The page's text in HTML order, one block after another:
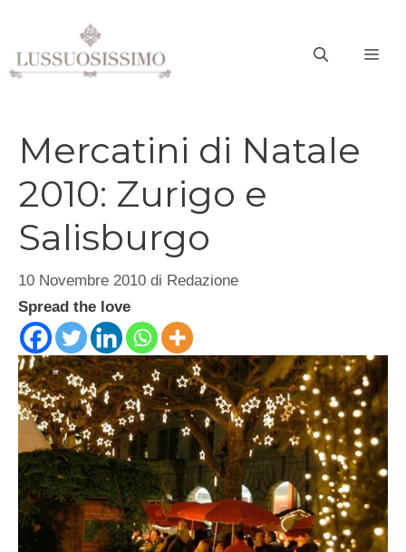
contenuto
Mercatini di Natale
2010: Zurigo e
Salisburgo
10 Novembre 2010 di Redazione
Spread the love